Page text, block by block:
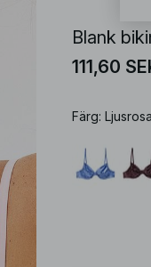
Blank
111,60
Färg: Ljusrosa